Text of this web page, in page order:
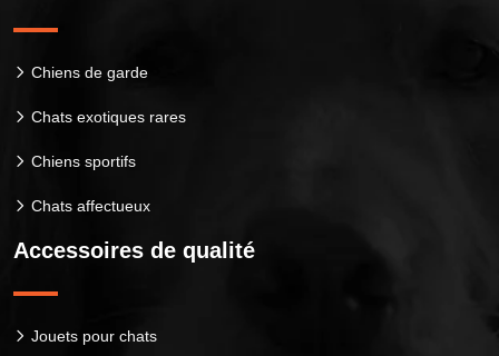
Chiens de garde
Chats exotiques rares
Chiens sportifs
Chats affectueux
Accessoires de qualité
Jouets pour chats